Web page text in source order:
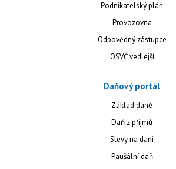
Podnikatelský plán
Provozovna
Odpovědný zástupce
OSVČ vedlejší
Daňový portál
Základ daně
Daň z příjmů
Slevy na dani
Paušální daň